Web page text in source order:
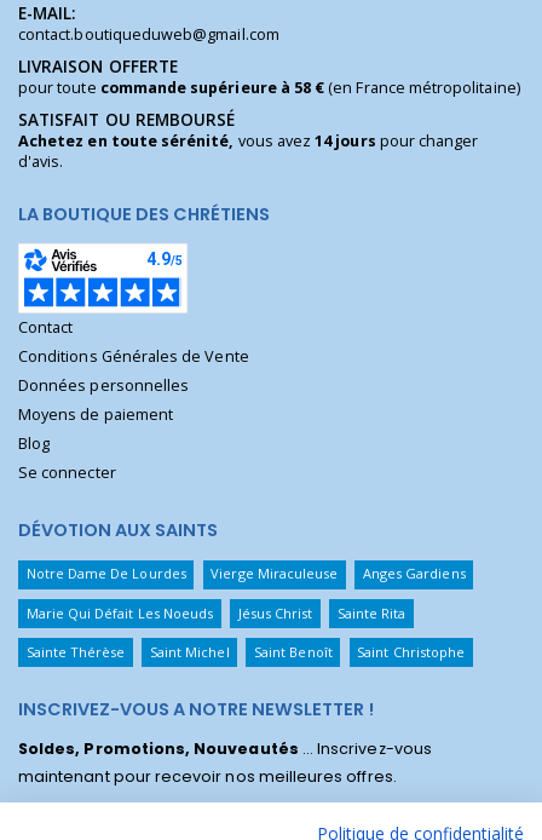
E-MAIL:
contact.boutiqueduweb@gmail.com
LIVRAISON OFFERTE
pour toute commande supérieure à 58 €(en France métropolitaine)
SATISFAIT OU REMBOURSÉ
Achetez en toute sérénité, vous avez14 jours pour changer
d'avis.
LA BOUTIQUE DES CHRÉTIENS
Contact
Conditions Générales de Vente
Données personnelles
Moyens de paiement
Blog
Se connecter
DÉVOTION AUX SAINTS
Notre Dame De Lourdes Vierge Miraculeuse Anges Gardiens
Marie Qui Défait Les Noeuds Jésus Christ Sainte Rita
Sainte Thérèse Saint Michel Saint Benoît Saint Christophe
INSCRIVEZ-VOUS A NOTRE NEWSLETTER !
Soldes, Promotions, Nouveautés ... Inscrivez-vous
maintenant pour recevoir nos meilleures offres.
Politique de confidentialité